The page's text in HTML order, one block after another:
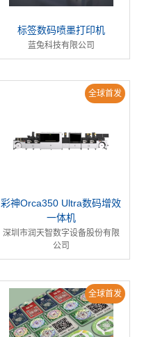
标签数码喷墨打印机
蓝兔科技有限公司
全球首发
彩神Orca350 Ultra数码增效
一体机
深圳市润天智数字设备股份有限
公司
全球首发